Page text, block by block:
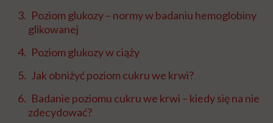
Poziom glukozy – normy w badaniu hemoglobiny
glikowanej
Poziom glukozy w ciąży
Jak obniżyć poziom cukru we krwi?
Badanie poziomu cukru we krwi – kiedy się na nie
zdecydować?